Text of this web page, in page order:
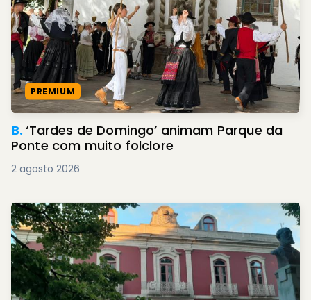
PREMIUM
B.‘Tardes de Domingo’ animam Parque da
Ponte com muito folclore
2 agosto 2026